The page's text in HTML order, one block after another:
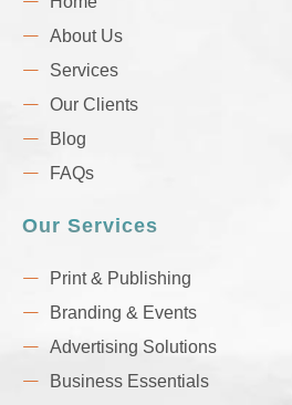
About Us
Services
Our Clients
Blog
FAQs
Our Services
Print & Publishing
Branding & Events
Advertising Solutions
Business Essentials